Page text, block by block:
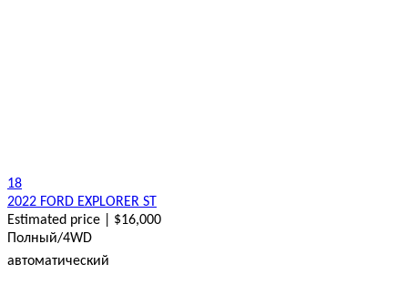
18
2022 FORD EXPLORER ST
Estimated price | $16,000
Полный/4WD
автоматический